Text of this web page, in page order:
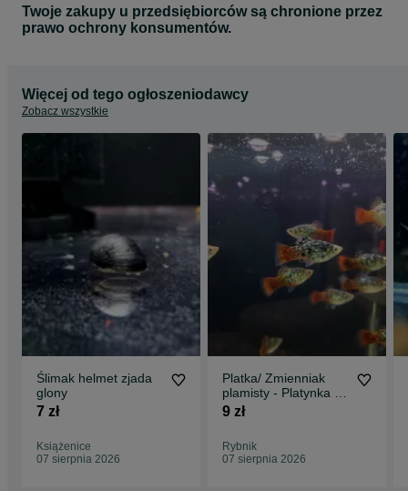
Twoje zakupy u przedsiębiorców są chronione przez
prawo ochrony konsumentów.
Więcej od tego ogłoszeniodawcy
Zobacz wszystkie
Ślimak helmet zjada
glony
7 zł
Książenice
07 sierpnia 2026
Platka/ Zmienniak
plamisty - Platynka -
Rainbow Calico
9 zł
Rybnik
07 sierpnia 2026